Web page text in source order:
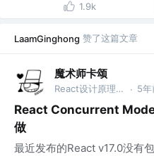
1.9k
LaamGinghong 赞了这篇文章
魔术师卡颂
React设计原理 作者 @裸辞前是前端｜自由职业3年 · 5年
React Concurrent
做
最近发布的React v17.0没有